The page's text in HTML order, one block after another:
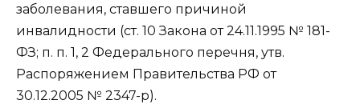
заболевания, ставшего причиной
инвалидности (ст. 10 Закона от 24.11.1995 № 181-
ФЗ; п. п. 1, 2 Федерального перечня, утв.
Распоряжением Правительства РФ от
30.12.2005 № 2347-р).